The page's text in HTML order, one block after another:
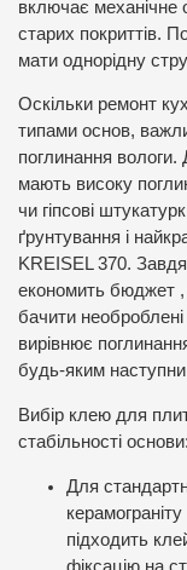
включає механічне
старих покриттів.
мати однорідну
Оскільки ремонт
типами основ,
поглинання
мають високу
чи гіпсові
ґрунтування і
KREISEL 370.
економить бюджет ,
бачити необроблені
вирівнює
будь-яким
Вибір клею для
стабільності основи:
Для
підходить
фіксацію на